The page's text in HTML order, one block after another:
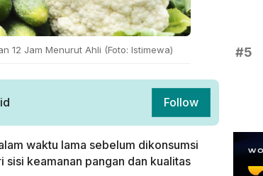
12 Jam Menurut Ahli (Foto: Istimewa)
Follow
waktu lama sebelum dikonsumsi
keamanan pangan dan kualitas
#5